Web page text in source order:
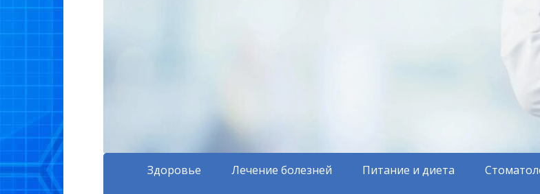
Здоровье Лечение болезней Питание и диета